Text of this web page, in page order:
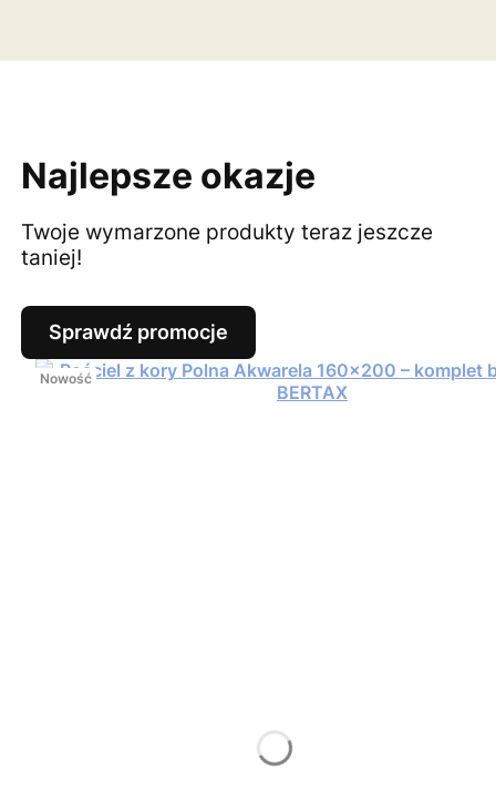
Najlepsze okazje
Twoje wymarzone produkty teraz jeszcze
taniej!
Sprawdź promocje
Nowość